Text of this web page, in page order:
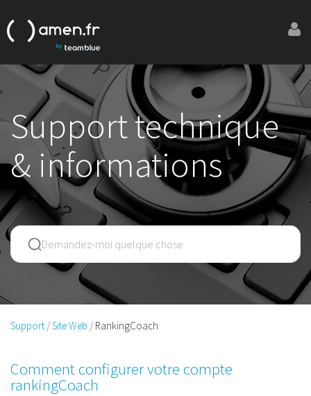
Support technique
& informations
Support Site Web RankingCoach
Comment configurer votre compte
rankingCoach